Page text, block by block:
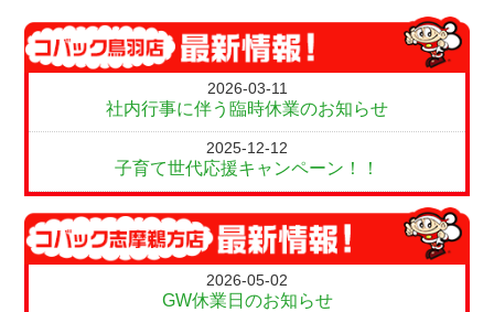
2026-03-11
社内行事に伴う臨時休業のお知らせ
2025-12-12
子育て世代応援キャンペーン！！
2026-05-02
GW休業日のお知らせ